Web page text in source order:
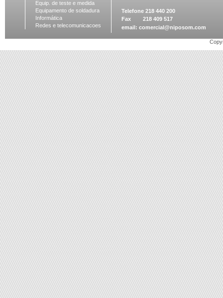
Equip. de teste e medida
Equipamento de soldadura
Informática
Redes e telecomunicacoes
Telefone 218 440 200
Fax 218 409 517
email: comercial@niposom.com